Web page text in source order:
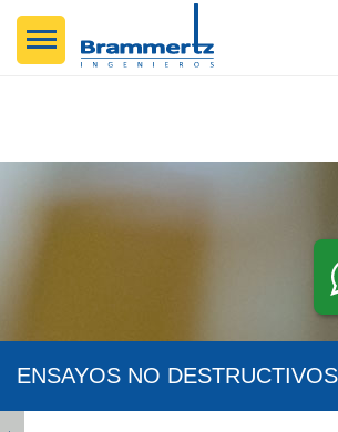
ENSAYOS NO DESTRUCTIVOS